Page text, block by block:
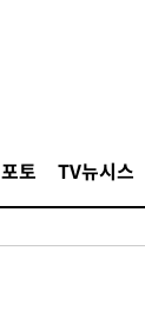
포토 TV뉴시스